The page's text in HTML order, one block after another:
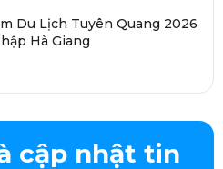
Du Lịch Tuyên Quang 2026
Hà Giang
cập nhật tin